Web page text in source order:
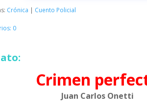
Crónica | Cuento Policial
0
Crimen
Juan Carlos Onetti